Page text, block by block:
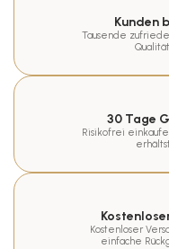
Kunden
Tausende
30 Tage
Risikofrei
Kostenloser
einfache